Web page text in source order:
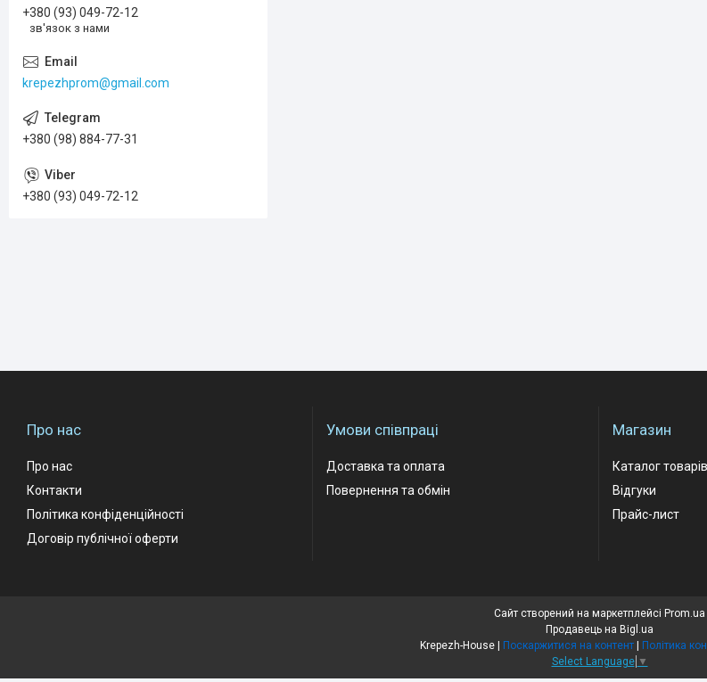
+380 (93) 049-72-12
зв'язок з нами
krepezhprom@gmail.com
+380 (98) 884-77-31
+380 (93) 049-72-12
Про нас
Про нас
Контакти
Політика конфіденційності
Договір публічної оферти
Умови співпраці
Доставка та оплата
Повернення та обмін
Магазин
Каталог товарів
Відгуки
Прайс-лист
Сайт створений на маркетплейсі Prom.ua
Продавець на Bigl.ua
Krepezh-House | Поскаржитися на контент | Політика
Select Language ▼